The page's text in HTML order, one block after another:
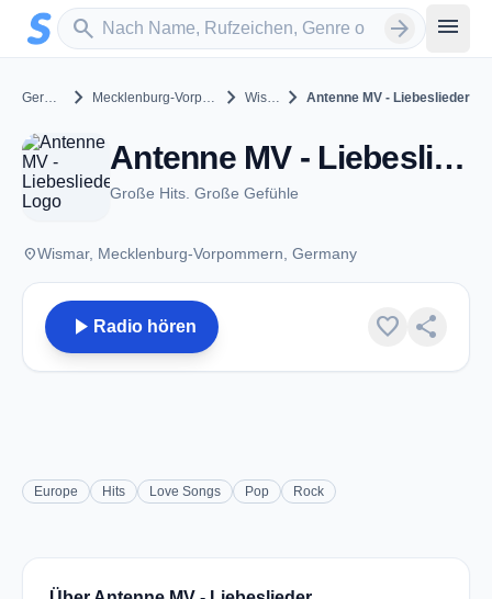
Zum Hauptinhalt springen
search
Sender suchen arrow_forward menu
Germany chevron_right Mecklenburg-Vorpommern chevron_right Wismar chevron_right Antenne MV - Liebeslieder
Antenne MV - Liebeslieder - Wismar
Große Hits. Große Gefühle
placeWismar, Mecklenburg-Vorpommern, Germany
play_arrow Radio hören favorite share
Europe Hits Love Songs Pop Rock